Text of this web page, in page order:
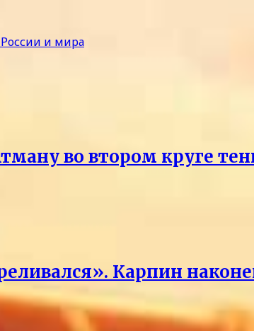
во втором круге
Карпин